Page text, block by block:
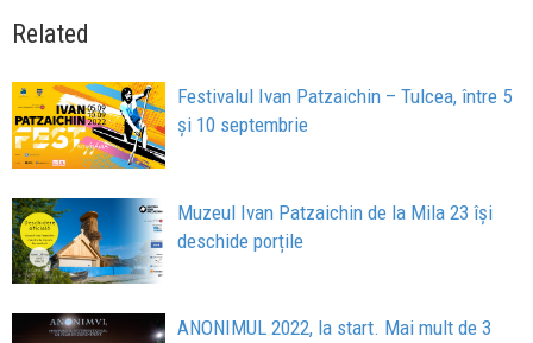
Related
Festivalul Ivan Patzaichin – Tulcea, între 5
și 10 septembrie
Muzeul Ivan Patzaichin de la Mila 23 își
deschide porțile
ANONIMUL 2022, la start. Mai mult de 3